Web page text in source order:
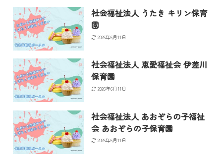
社会福祉法人 うたき キリン保育
園
2026年6月11日
社会福祉法人 恵愛福祉会 伊差川
保育園
2026年6月11日
社会福祉法人 あおぞらの子福祉
会 あおぞらの子保育園
2026年6月11日